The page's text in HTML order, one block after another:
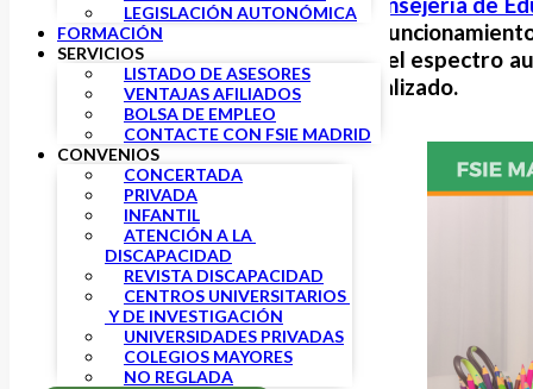
LEGISLACIÓN AUTONÓMICA
FORMACIÓN
SERVICIOS
LISTADO DE ASESORES
VENTAJAS AFILIADOS
BOLSA DE EMPLEO
CONTACTE CON FSIE MADRID
CONVENIOS
CONCERTADA
PRIVADA
INFANTIL
ATENCIÓN A LA
DISCAPACIDAD
REVISTA DISCAPACIDAD
CENTROS UNIVERSITARIOS
Y DE INVESTIGACIÓN
UNIVERSIDADES PRIVADAS
COLEGIOS MAYORES
NO REGLADA
para facilitar la organización y
(NEE) derivadas del
trastorno del espectro
aula de apoyo extenso y especializado.